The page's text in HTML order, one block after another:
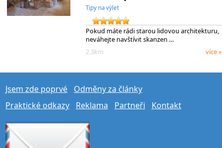
Tipy na výlet
Pokud máte rádi starou lidovou architekturu,
neváhejte navštívit skanzen …
2.3km
více »
Jsem zde poprvé
Odměny za články
Praktické odkazy
Reklama Partneři Kontakt